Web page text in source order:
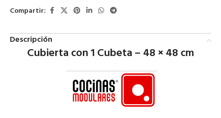
Compartir:
Descripción
Cubierta con 1 Cubeta – 48 × 48 cm